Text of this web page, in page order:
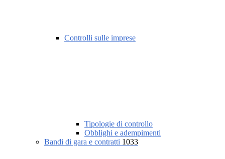
Controlli sulle imprese
Tipologie di controllo
Obblighi e adempimenti
Bandi di gara e contratti 1033